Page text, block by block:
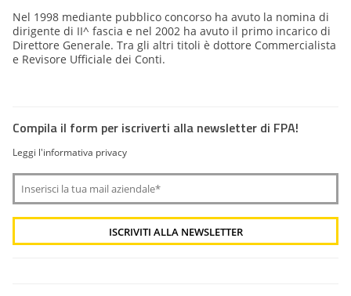
Nel 1998 mediante pubblico concorso ha avuto la nomina di
dirigente di II^ fascia e nel 2002 ha avuto il primo incarico di
Direttore Generale. Tra gli altri titoli è dottore Commercialista
e Revisore Ufficiale dei Conti.
Compila il form per iscriverti alla newsletter di FPA!
Leggi l'informativa privacy